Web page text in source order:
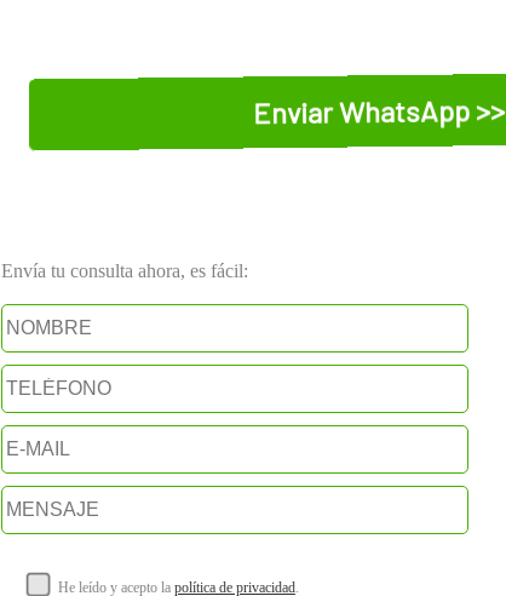
Enviar WhatsApp >>
Envía tu consulta ahora, es fácil:
He leído y acepto la política de privacidad.